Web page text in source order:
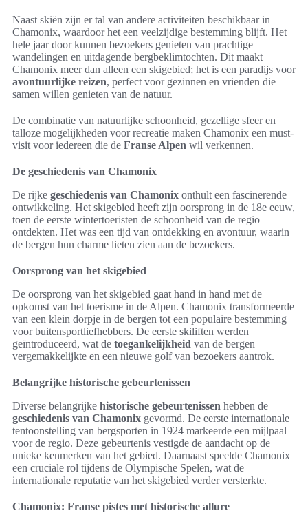
Naast skiën zijn er tal van andere activiteiten beschikbaar in
Chamonix, waardoor het een veelzijdige bestemming blijft. Het
hele jaar door kunnen bezoekers genieten van prachtige
wandelingen en uitdagende bergbeklimtochten. Dit maakt
Chamonix meer dan alleen een skigebied; het is een paradijs voor
avontuurlijke reizen, perfect voor gezinnen en vrienden die
samen willen genieten van de natuur.
De combinatie van natuurlijke schoonheid, gezellige sfeer en
talloze mogelijkheden voor recreatie maken Chamonix een must-
visit voor iedereen die de Franse Alpen wil verkennen.
De geschiedenis van Chamonix
De rijke geschiedenis van Chamonix onthult een fascinerende
ontwikkeling. Het skigebied heeft zijn oorsprong in de 18e eeuw,
toen de eerste wintertoeristen de schoonheid van de regio
ontdekten. Het was een tijd van ontdekking en avontuur, waarin
de bergen hun charme lieten zien aan de bezoekers.
Oorsprong van het skigebied
De oorsprong van het skigebied gaat hand in hand met de
opkomst van het toerisme in de Alpen. Chamonix transformeerde
van een klein dorpje in de bergen tot een populaire bestemming
voor buitensportliefhebbers. De eerste skiliften werden
geïntroduceerd, wat de toegankelijkheid van de bergen
vergemakkelijkte en een nieuwe golf van bezoekers aantrok.
Belangrijke historische gebeurtenissen
Diverse belangrijke historische gebeurtenissen hebben de
geschiedenis van Chamonix gevormd. De eerste internationale
tentoonstelling van bergsporten in 1924 markeerde een mijlpaal
voor de regio. Deze gebeurtenis vestigde de aandacht op de
unieke kenmerken van het gebied. Daarnaast speelde Chamonix
een cruciale rol tijdens de Olympische Spelen, wat de
internationale reputatie van het skigebied verder versterkte.
Chamonix: Franse pistes met historische allure